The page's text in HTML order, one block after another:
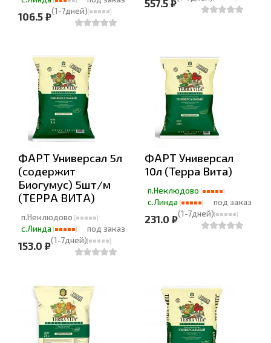
(1-7дней)
106.5 ₽
557.5 ₽
ФАРТ Универсал 5л
(содержит
Биогумус) 5шт/м
(ТЕРРА ВИТА)
п.Неклюдово
с.Линда
под заказ
(1-7дней)
153.0 ₽
ФАРТ Универсал
10л (Терра Вита)
п.Неклюдово
с.Линда
под заказ
(1-7дней)
231.0 ₽